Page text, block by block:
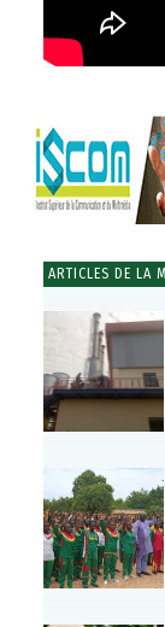
ARTICLES DE LA